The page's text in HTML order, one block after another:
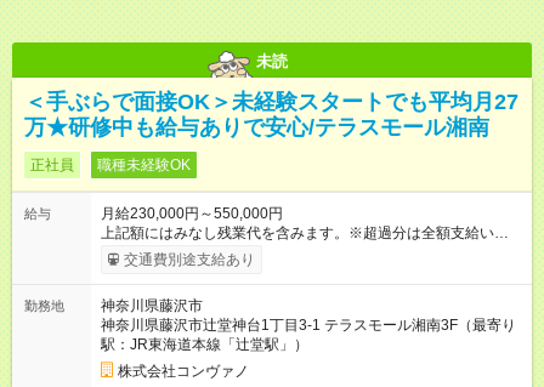
未読
＜手ぶらで面接OK＞未経験スタートでも平均月27
万★研修中も給与ありで安心/テラスモール湘南
正社員 職種未経験OK
給与
月給230,000円～550,000円
上記額にはみなし残業代を含みます。※超過分は全額支給いたし
ます。 みなし残業代 8,940円／月 みなし残業時間 5.5時間／月
上記には、月5.5時間分のみなし残業代(8，940円)を含む。超過
円～ （期間中は契約社員） ※社内基準を満たした場合は、その
後正規登用可 【年収例】 ◆エリアマネージャー 月給25万円＋役
職手当3万円＋インセン14万5，781円＝42万5，781円 ◆店長
月給 25万円＋役職手当1万円＋インセン8万2，547円＝34万2，
交通費別途支給あり
勤務地
神奈川県藤沢市
神奈川県藤沢市辻堂神台1丁目3-1 テラスモール湘南3F（最寄り
駅：JR東海道本線「辻堂駅」）
株式会社コンヴァノ